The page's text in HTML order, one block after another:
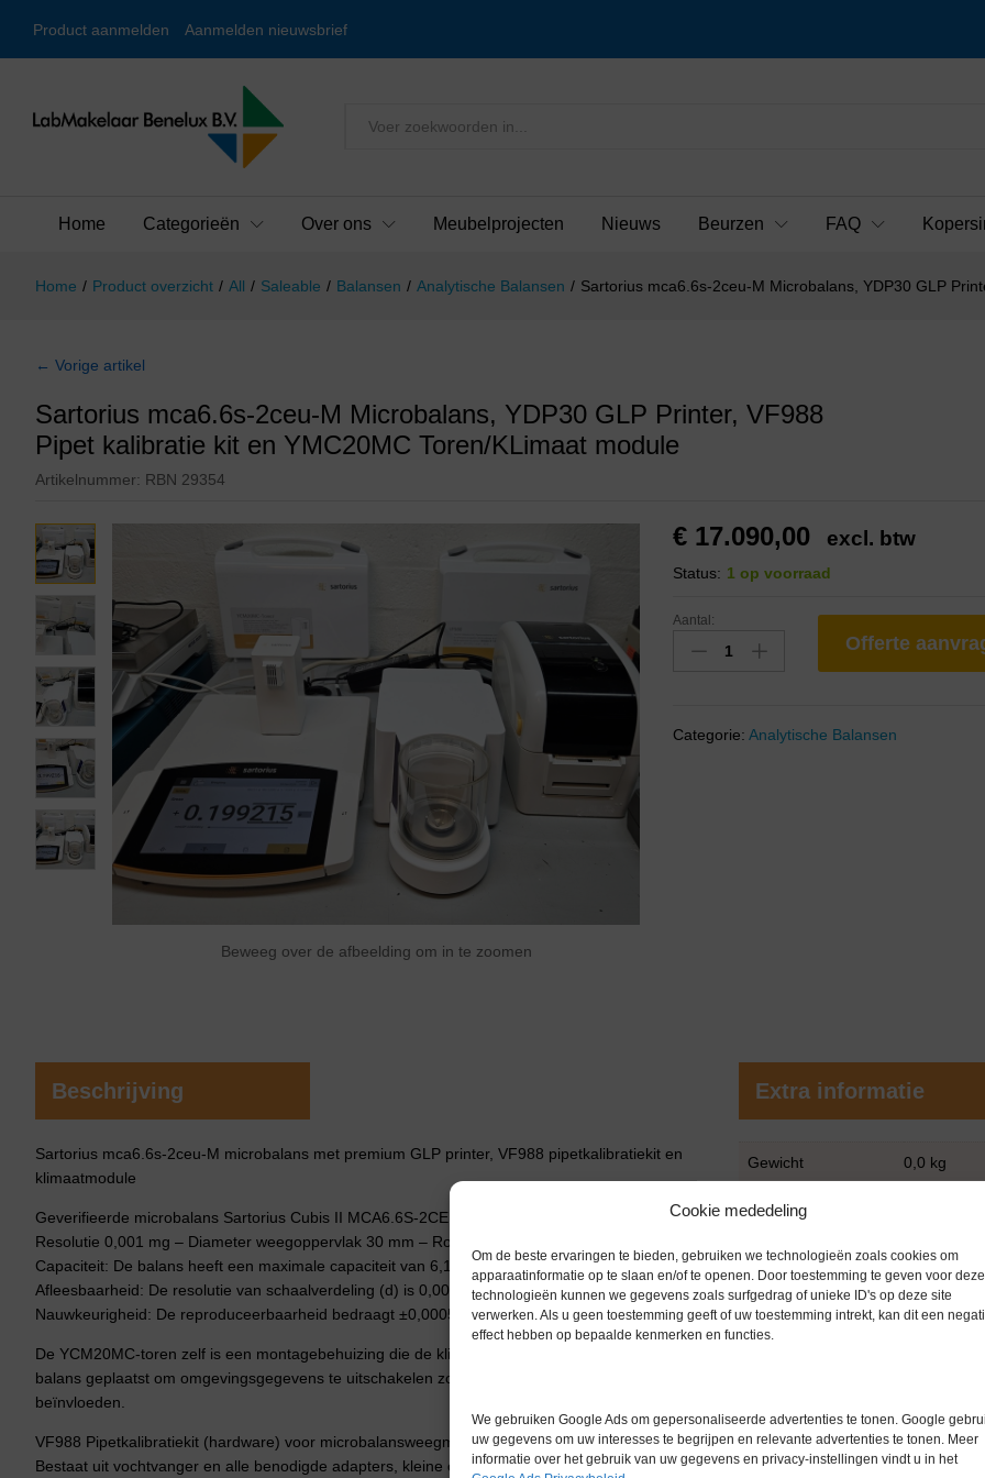
Cookie mededeling
Om de beste ervaringen te bieden, gebruiken we technologieën zoals cookies om
apparaatinformatie op te slaan en/of te openen. Door toestemming te geven voor deze
technologieën kunnen we gegevens zoals surfgedrag of unieke ID's op deze site
verwerken. Als u geen toestemming geeft of uw toestemming intrekt, kan dit een
effect hebben op bepaalde kenmerken en functies.
We gebruiken Google Ads om gepersonaliseerde advertenties te tonen. Google
uw gegevens om uw interesses te begrijpen en relevante advertenties te tonen. Meer
informatie over het gebruik van uw gegevens en privacy-instellingen vindt u in het
Product aanmelden Aanmelden nieuwsbrief
Alles
Home Categorieën Over ons Meubelprojecten Nieuws Beurzen FAQ
Home / Product overzicht / All / Saleable / Balansen / Analytische Balansen / Sartorius mca6.6s-2ceu-M Microbalans, YDP30 GLP
← Vorige artikel
Sartorius mca6.6s-2ceu-M Microbalans, YDP30 GLP Printer, VF988
Pipet kalibratie kit en YMC20MC Toren/KLimaat module
Artikelnummer: RBN 29354
Beweeg over de afbeelding om in te zoomen
€ 17.090,00 excl. btw
Status: 1 op voorraad
Aantal:
Offerte
Categorie:Analytische Balansen
Beschrijving
Sartorius mca6.6s-2ceu-M microbalans met premium GLP printer, VF988 pipetkalibratiekit en
klimaatmodule
Geverifieerde microbalans Sartorius Cubis II MCA6.6S-2CEU-M – Maximale capaciteit 6,1 g –
Resolutie 0,001 mg – Diameter weegoppervlak 30 mm – Roestvrij staal
Capaciteit: De balans heeft een maximale capaciteit van 6,1 gram.
Afleesbaarheid: De resolutie van schaalverdeling (d) is 0,001 mg (0,000001 g).
Nauwkeurigheid: De reproduceerbaarheid bedraagt ​​±0,0005 mg en de lineariteit is ±0,003 mg,
De YCM20MC-toren zelf is een montagebehuizing die de klimaatmodule buiten de tochtkap van de
balans geplaatst om omgevingsgegevens te uitschakelen zonder de weegnauwkeurigheid te
beïnvloeden.
VF988 Pipetkalibratiekit (hardware) voor microbalansweegmodules 6.6S en 3.6P
Bestaat uit vochtvanger en alle benodigde adapters, kleine onderdelen ontbreken
Extra informatie
Gewicht 0,0 kg
Merk
Garantie 1 maand